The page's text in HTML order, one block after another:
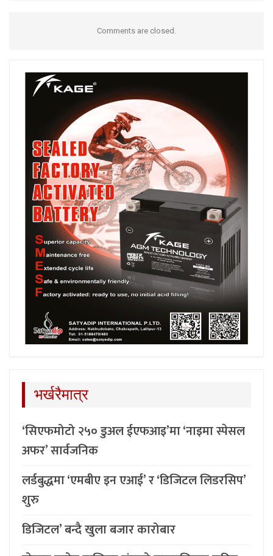
Comments are closed.
भर्खरैमात्र
‘सिएफमोटो २५० डुअल ईएफआइ’मा ‘नाइमा स्पेसल
अफर’ सार्वजनिक
लर्डबुद्धमा ‘एमबीए इन एआई’ र ‘डिजिटल लिडरसिप’
शुरु
डिजिटल’ बन्दै खुला बजार कारोबार